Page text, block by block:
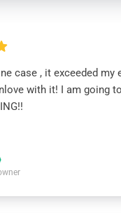
case , it exceeded my
with it! I am going